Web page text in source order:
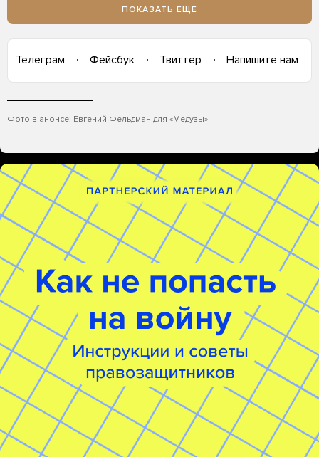
ПОКАЗАТЬ ЕЩЕ
Телеграм Фейсбук Твиттер Напишите нам
Фото в анонсе: Евгений Фельдман для «Медузы»